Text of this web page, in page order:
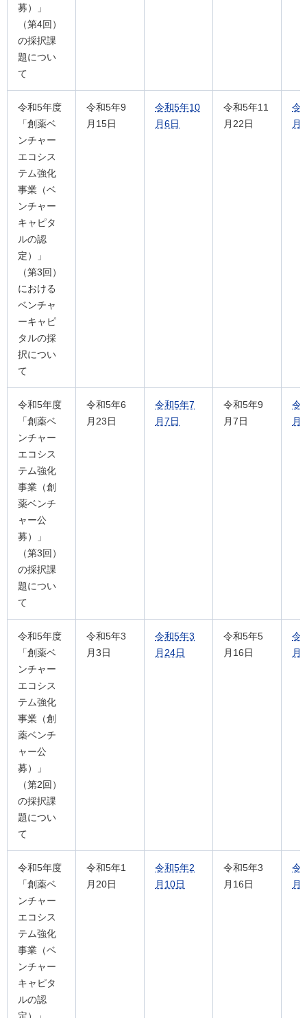
募）」
（第4回）
の採択課
題につい
て
令和5年度
「創薬ベ
ンチャー
エコシス
テム強化
事業（ベ
ンチャー
キャピタ
ルの認
定）」
（第3回）
における
ベンチャ
ーキャピ
タルの採
択につい
て
令和5年9
月15日
令和5年10
月6日
令和5年11
月22日
令
月
令和5年度
「創薬ベ
ンチャー
エコシス
テム強化
事業（創
薬ベンチ
ャー公
募）」
（第3回）
の採択課
題につい
て
令和5年6
月23日
令和5年7
月7日
令和5年9
月7日
令
月
令和5年度
「創薬ベ
ンチャー
エコシス
テム強化
事業（創
薬ベンチ
ャー公
募）」
（第2回）
の採択課
題につい
て
令和5年3
月3日
令和5年3
月24日
令和5年5
月16日
令
月
令和5年度
「創薬ベ
ンチャー
エコシス
テム強化
事業（ベ
ンチャー
キャピタ
ルの認
令和5年1
月20日
令和5年2
月10日
令和5年3
月16日
令
月